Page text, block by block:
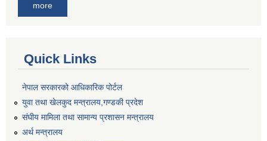
more
Quick Links
नेपाल सरकारको आधिकारिक पोर्टल
युवा तथा खेलकुद मन्त्रालय,गण्डकी प्रदेश
संघीय मामिला तथा सामान्य प्रशासन मन्त्रालय
अर्थ मन्त्रालय